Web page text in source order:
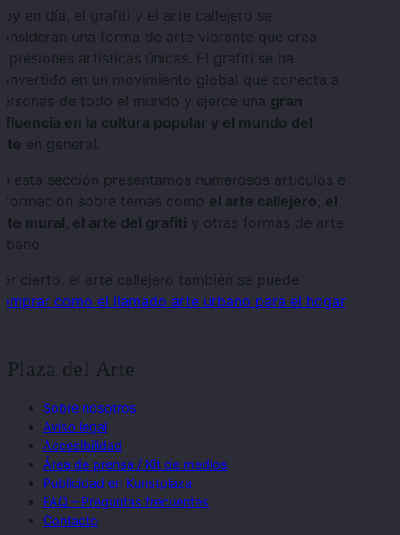
en día, el grafiti y el arte callejero se
una forma de arte vibrante que crea
artísticas únicas. El grafiti se ha
en un movimiento global que conecta a
de todo el mundo y ejerce una gran
en la cultura popular y el mundo del
en general.
esta sección presentamos numerosos artículos e
sobre temas como el arte callejero el
mural el arte del grafiti y otras formas de arte
cierto, el arte callejero también se puede
como el llamado arte urbano para el hogar.
Plaza del Arte
Sobre nosotros
Aviso legal
Accesibilidad
Área de prensa / Kit de medios
Publicidad en Kunstplaza
FAQ – Preguntas frecuentes
Contacto